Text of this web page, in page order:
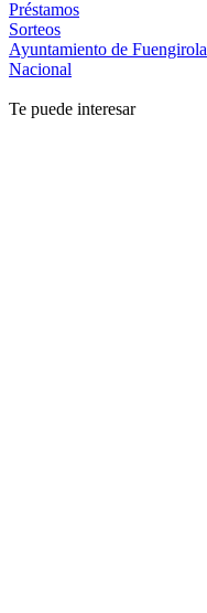
Préstamos
Sorteos
Ayuntamiento de Fuengirola
Nacional
Te puede interesar